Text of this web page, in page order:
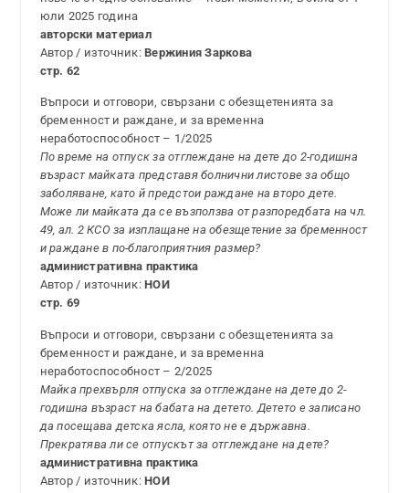
юли 2025 година
авторски материал
Автор / източник:Вержиния Заркова
стр. 62
Въпроси и отговори, свързани с обезщетенията за
бременност и раждане, и за временна
неработоспособност – 1/2025
По време на отпуск за отглеждане на дете до 2-годишна
възраст майката представя болнични листове за общо
заболяване, като й предстои раждане на второ дете.
Може ли майката да се възползва от разпоредбата на чл.
49, ал. 2 КСО за изплащане на обезщетение за бременност
и раждане в по-благоприятния размер?
административна практика
Автор / източник:НОИ
стр. 69
Въпроси и отговори, свързани с обезщетенията за
бременност и раждане, и за временна
неработоспособност – 2/2025
Майка прехвърля отпуска за отглеждане на дете до 2-
годишна възраст на бабата на детето. Детето е записано
да посещава детска ясла, която не е държавна.
Прекратява ли се отпускът за отглеждане на дете?
административна практика
Автор / източник:НОИ